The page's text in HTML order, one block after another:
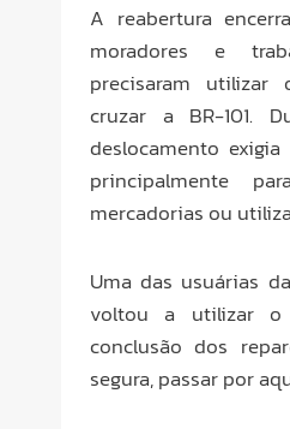
A reabertura
moradores e
precisaram utilizar
cruzar a BR-101.
deslocamento
principalmente
mercadorias ou
Uma das usuárias
voltou a utilizar o
conclusão dos
segura, passar por